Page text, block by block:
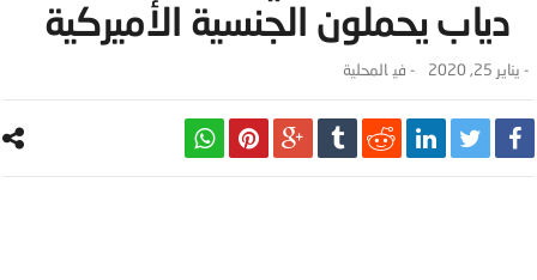
دياب يحملون الجنسية الأميركية
- يناير 25, 2020 - ‎في المحلية